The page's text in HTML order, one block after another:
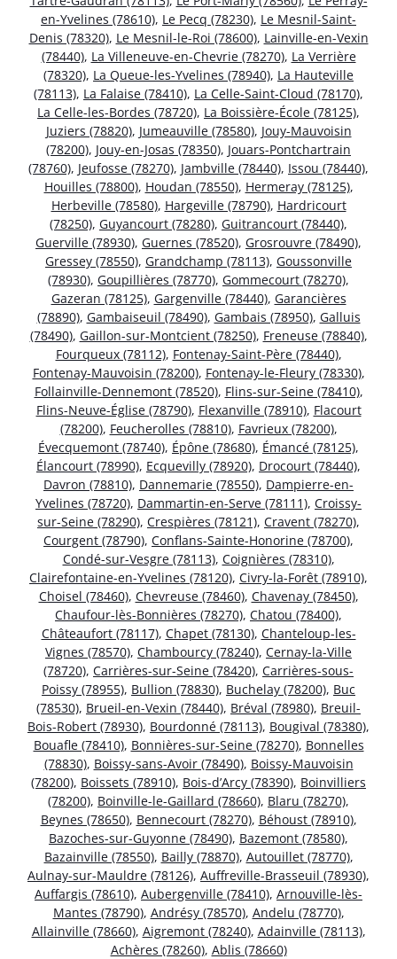
en-Yvelines (78610), Le Pecq (78230), Le Mesnil-Saint-
Denis (78320), Le Mesnil-le-Roi (78600), Lainville-en-Vexin
(78440), La Villeneuve-en-Chevrie (78270), La Verrière
(78320), La Queue-les-Yvelines (78940), La Hauteville
(78113), La Falaise (78410), La Celle-Saint-Cloud (78170),
La Celle-les-Bordes (78720), La Boissière-École (78125),
Juziers (78820), Jumeauville (78580), Jouy-Mauvoisin
(78200), Jouy-en-Josas (78350), Jouars-Pontchartrain
(78760), Jeufosse (78270), Jambville (78440), Issou (78440),
Houilles (78800), Houdan (78550), Hermeray (78125),
Herbeville (78580), Hargeville (78790), Hardricourt
(78250), Guyancourt (78280), Guitrancourt (78440),
Guerville (78930), Guernes (78520), Grosrouvre (78490),
Gressey (78550), Grandchamp (78113), Goussonville
(78930), Goupillières (78770), Gommecourt (78270),
Gazeran (78125), Gargenville (78440), Garancières
(78890), Gambaiseuil (78490), Gambais (78950), Galluis
(78490), Gaillon-sur-Montcient (78250), Freneuse (78840),
Fourqueux (78112), Fontenay-Saint-Père (78440),
Fontenay-Mauvoisin (78200), Fontenay-le-Fleury (78330),
Follainville-Dennemont (78520), Flins-sur-Seine (78410),
Flins-Neuve-Église (78790), Flexanville (78910), Flacourt
(78200), Feucherolles (78810), Favrieux (78200),
Évecquemont (78740), Épône (78680), Émancé (78125),
Élancourt (78990), Ecquevilly (78920), Drocourt (78440),
Davron (78810), Dannemarie (78550), Dampierre-en-
Yvelines (78720), Dammartin-en-Serve (78111), Croissy-
sur-Seine (78290), Crespières (78121), Cravent (78270),
Courgent (78790), Conflans-Sainte-Honorine (78700),
Condé-sur-Vesgre (78113), Coignières (78310),
Clairefontaine-en-Yvelines (78120), Civry-la-Forêt (78910),
Choisel (78460), Chevreuse (78460), Chavenay (78450),
Chaufour-lès-Bonnières (78270), Chatou (78400),
Châteaufort (78117), Chapet (78130), Chanteloup-les-
Vignes (78570), Chambourcy (78240), Cernay-la-Ville
(78720), Carrières-sur-Seine (78420), Carrières-sous-
Poissy (78955), Bullion (78830), Buchelay (78200), Buc
(78530), Brueil-en-Vexin (78440), Bréval (78980), Breuil-
Bois-Robert (78930), Bourdonné (78113), Bougival (78380),
Bouafle (78410), Bonnières-sur-Seine (78270), Bonnelles
(78830), Boissy-sans-Avoir (78490), Boissy-Mauvoisin
(78200), Boissets (78910), Bois-d’Arcy (78390), Boinvilliers
(78200), Boinville-le-Gaillard (78660), Blaru (78270),
Beynes (78650), Bennecourt (78270), Béhoust (78910),
Bazoches-sur-Guyonne (78490), Bazemont (78580),
Bazainville (78550), Bailly (78870), Autouillet (78770),
Aulnay-sur-Mauldre (78126), Auffreville-Brasseuil (78930),
Auffargis (78610), Aubergenville (78410), Arnouville-lès-
Mantes (78790), Andrésy (78570), Andelu (78770),
Allainville (78660), Aigremont (78240), Adainville (78113),
Achères (78260), Ablis (78660)